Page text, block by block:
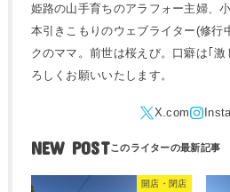
姫路の山手育ちのアラフォー主婦、
本引きこもりのウェブライター(修行
クのママ。前世は桜えび。口癖は｢激
ろしくお願いいたします。
NEW POST
開店・閉店